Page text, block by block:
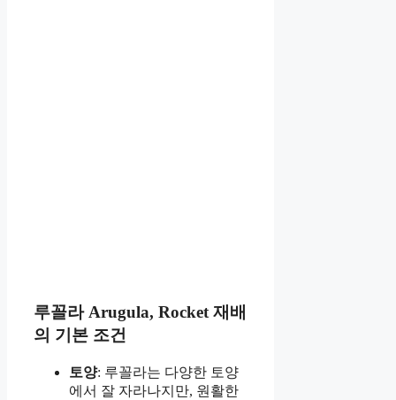
루꼴라 Arugula, Rocket 재배
의 기본 조건
토양: 루꼴라는 다양한 토양
에서 잘 자라나지만, 원활한